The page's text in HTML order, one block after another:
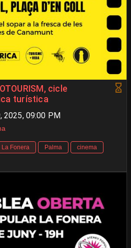
cicle
turística
2025, 09:00 PM
La Fonera Palma
cinema